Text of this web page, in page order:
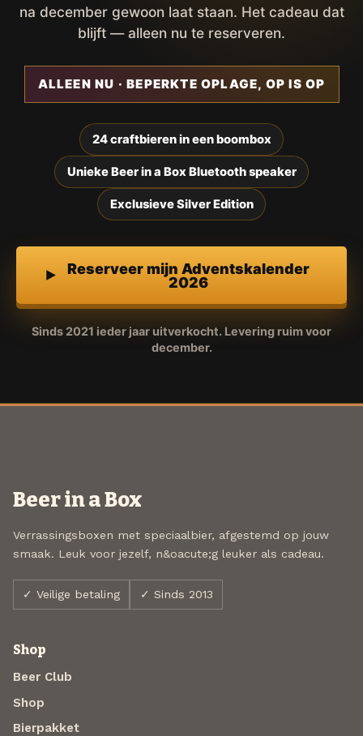
na december gewoon laat staan. Het cadeau dat
blijft — alleen nu te reserveren.
ALLEEN NU · BEPERKTE OPLAGE, OP IS OP
24 craftbieren in een boombox
Unieke Beer in a Box Bluetooth speaker
Exclusieve Silver Edition
Reserveer mijn Adventskalender
2026
Sinds 2021 ieder jaar uitverkocht. Levering ruim voor
december.
Beer in a Box
Verrassingsboxen met speciaalbier, afgestemd op jouw
smaak. Leuk voor jezelf, n&oacute;g leuker als cadeau.
✓ Veilige betaling ✓ Sinds 2013
Shop
Beer Club
Shop
Bierpakket